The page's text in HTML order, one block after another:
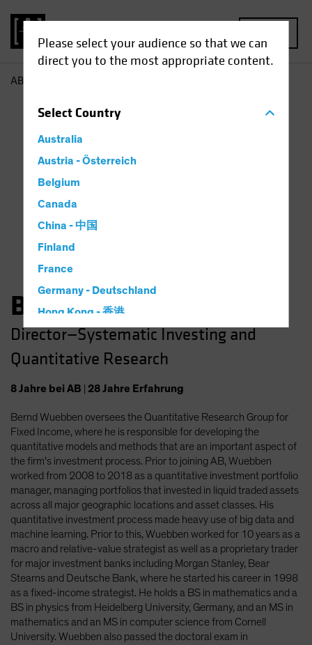
Please select your audience so that we can
direct you to the most appropriate content.
SelectCountry
Australia
Austria - Österreich
Belgium
Canada
China - 中国
Finland
France
Germany - Deutschland
Hong Kong - 香港
Hungary
Iceland
Latin America
Luxembourg and Other EMEA
Netherlands
New Zealand
Norway
Other Asia-Pacific
Poland
Portugal
Singapore
South Korea - 대한민국
Spain
AB
Bernd Wuebben
Director—Systematic Investing and
Quantitative Research
8Jahre bei AB 28Jahre Erfahrung
Bernd Wuebben oversees the Quantitative Research Group for
Fixed Income, where he is responsible for developing the
quantitative models and methods that are an important aspect of
the firm's investment process. Prior to joining AB, Wuebben
worked from 2008 to 2018 as a quantitative investment portfolio
manager, managing portfolios that invested in liquid traded assets
across all major geographic locations and asset classes. His
quantitative investment process made heavy use of big data and
machine learning. Prior to this, Wuebben worked for 10 years as a
macro and relative-value strategist as well as a proprietary trader
for major investment banks including Morgan Stanley, Bear
Stearns and Deutsche Bank, where he started his career in 1998
as a fixed-income strategist. He holds a BS in mathematics and a
BS in physics from Heidelberg University, Germany, and an MS in
mathematics and an MS in computer science from Cornell
University. Wuebben also passed the doctoral exam in